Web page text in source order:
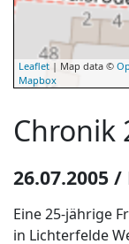
Leaflet | Map data ©
Mapbox
Chronik
26.07.2005
Eine 25-jährige
in Lichterfelde